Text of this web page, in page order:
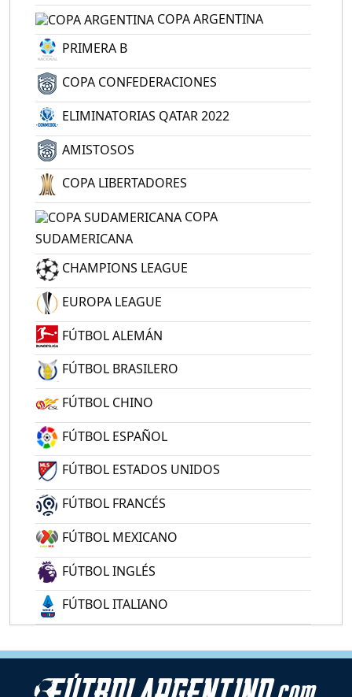
COPA ARGENTINA
PRIMERA B
COPA CONFEDERACIONES
ELIMINATORIAS QATAR 2022
AMISTOSOS
COPA LIBERTADORES
COPA
SUDAMERICANA
CHAMPIONS LEAGUE
EUROPA LEAGUE
FÚTBOL ALEMÁN
FÚTBOL BRASILERO
FÚTBOL CHINO
FÚTBOL ESPAÑOL
FÚTBOL ESTADOS UNIDOS
FÚTBOL FRANCÉS
FÚTBOL MEXICANO
FÚTBOL INGLÉS
FÚTBOL ITALIANO